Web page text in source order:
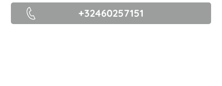
+32460257151